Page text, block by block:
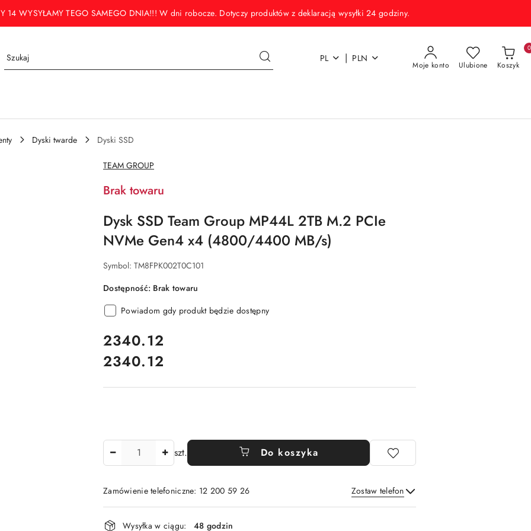
14 WYSYŁAMY TEGO SAMEGO DNIA!!! W dni robocze. Dotyczy produktów z deklaracją wysyłki 24 godziny.
PL | PLN
Moje konto Ulubione Koszyk
0
Dyski twarde
Dyski SSD
NAZWA
PRODUCENTA:
TEAM GROUP
Brak towaru
Dysk SSD Team Group MP44L 2TB M.2 PCIe
NVMe Gen4 x4 (4800/4400 MB/s)
Symbol: TM8FPK002T0C101
Dostępność: Brak towaru
Powiadom gdy produkt będzie dostępny
cena:
2340.12
Cena:
2340.12
szt. Do koszyka
Zamówienie telefoniczne: 12 200 59 26 Zostaw telefon
Wyślij
Dostępność
Wysyłka w ciągu: 48 godzin